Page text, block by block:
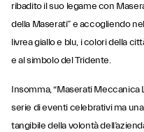
ribadito il suo legame con
della Maserati” e accogliendo
livrea giallo e blu, i colori della
e al simbolo del Tridente.
Insomma, “Maserati Meccanica
serie di eventi celebrativi ma
tangibile della volontà